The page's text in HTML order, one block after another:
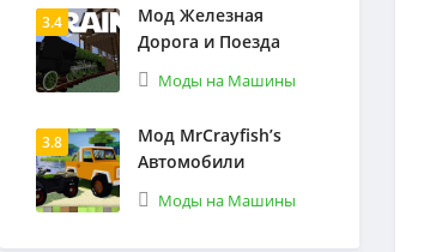
3.4
Мод Железная
Дорога и Поезда
Моды на Машины
3.8
Мод MrCrayfish’s
Автомобили
Моды на Машины